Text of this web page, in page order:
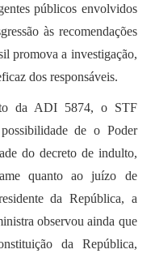
públicos envolvidos
às recomendações
promova a investigação,
dos responsáveis.
da ADI 5874, o STF
de o Poder
do decreto de indulto,
quanto ao juízo de
da República, a
observou ainda que
da República,